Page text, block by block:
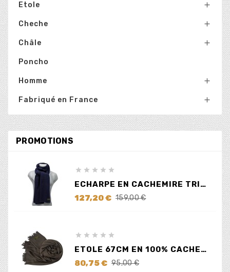
Etole 
Cheche 
Châle 
Poncho
Homme 
Fabriqué en France 
PROMOTIONS
    
ECHARPE EN CACHEMIRE TRICOTÉ BLEUE
127,20 € 159,00 €
    
ETOLE 67CM EN 100% CACHEMIRE MARRON
80,75 € 95,00 €